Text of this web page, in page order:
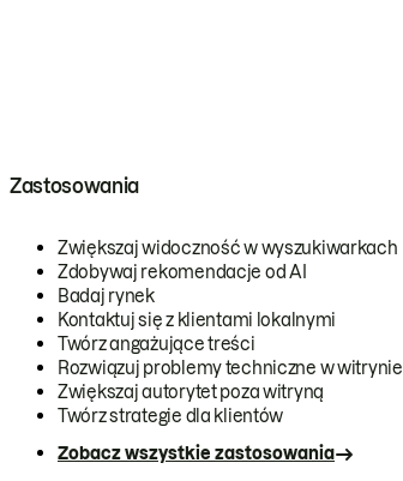
Zastosowania
Zwiększaj widoczność w wyszukiwarkach
Zdobywaj rekomendacje od AI
Badaj rynek
Kontaktuj się z klientami lokalnymi
Twórz angażujące treści
Rozwiązuj problemy techniczne w witrynie
Zwiększaj autorytet poza witryną
Twórz strategie dla klientów
Zobacz wszystkie zastosowania